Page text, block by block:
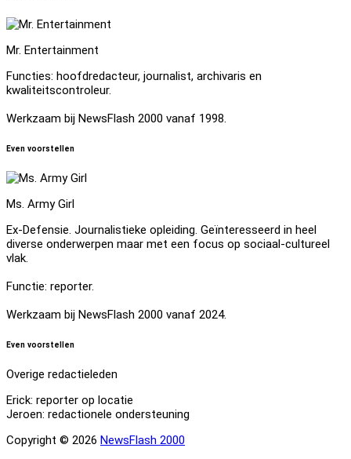
Mr. Entertainment
Functies: hoofdredacteur, journalist, archivaris en
kwaliteitscontroleur.
Werkzaam bij NewsFlash 2000 vanaf 1998.
Even voorstellen
Ms. Army Girl
Ex-Defensie. Journalistieke opleiding. Geïnteresseerd in heel
diverse onderwerpen maar met een focus op sociaal-cultureel
vlak.
Functie: reporter.
Werkzaam bij NewsFlash 2000 vanaf 2024.
Even voorstellen
Overige redactieleden
Erick: reporter op locatie
Jeroen: redactionele ondersteuning
Copyright © 2026 NewsFlash 2000